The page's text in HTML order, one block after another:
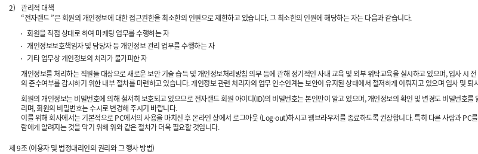
2) 관리적 대책
“전자랜드 ”은 회원의 개인정보에 대한 접근권한을 최소한의 인원으로 제한하고 있습니다. 그 최소한의 인원에 해당하는 자는 다음과 같습니다.
회원을 직접 상대로 하여 마케팅 업무를 수행하는 자
개인정보보호책임자 및 담당자 등 개인정보 관리 업무를 수행하는 자
기타 업무상 개인정보의 처리가 불가피한 자
개인정보를 처리하는 직원들 대상으로 새로운 보안 기술 습득 및 개인정보처리방침 의무 등에 관해 정기적인 사내 교육 및 외부 위탁교육을 실시하고 있으며, 입사
의 준수여부를 감시하기 위한 내부 절차를 마련하고 있습니다. 개인정보 관련 처리자의 업무 인수인계는 보안이 유지된 상태에서 철저하게 이뤄지고 있으며 입사 및
회원의 개인정보는 비밀번호에 의해 철저히 보호되고 있으므로 전자랜드 회원 아이디(ID)의 비밀번호는 본인만이 알고 있으며, 개인정보의 확인 및 변경도 비밀번호
리며, 회원의 비밀번호는 수시로 변경해 주시기 바랍니다.
이를 위해 회사에서는 기본적으로 PC에서의 사용을 마치신 후 온라인 상에서 로그아웃 (Log-out)하시고 웹브라우저를 종료하도록 권장합니다. 특히 다른 사람과
람에게 알려지는 것을 막기 위해 위와 같은 절차가 더욱 필요할 것입니다.
제 9조 (이용자 및 법정대리인의 권리와 그 행사 방법)